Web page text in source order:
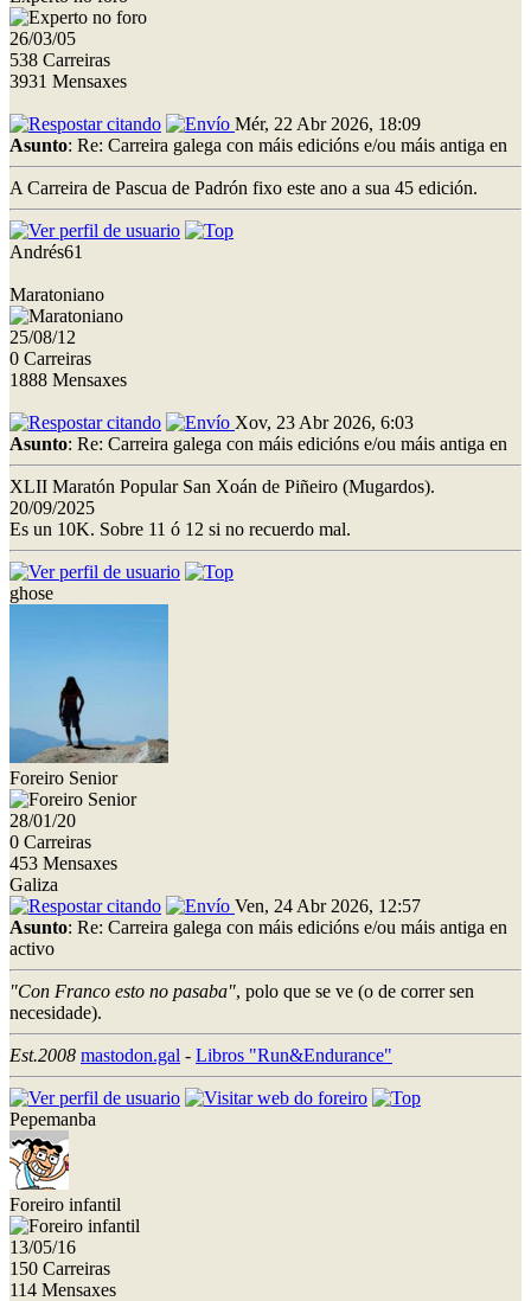
26/03/05
538 Carreiras
3931 Mensaxes
Mér, 22 Abr 2026, 18:09
Asunto: Re: Carreira galega con máis edicións e/ou máis antiga en
A Carreira de Pascua de Padrón fixo este ano a sua 45 edición.
Andrés61
Maratoniano
25/08/12
0 Carreiras
1888 Mensaxes
Xov, 23 Abr 2026, 6:03
Asunto: Re: Carreira galega con máis edicións e/ou máis antiga en
XLII Maratón Popular San Xoán de Piñeiro (Mugardos).
20/09/2025
Es un 10K. Sobre 11 ó 12 si no recuerdo mal.
ghose
Foreiro Senior
28/01/20
0 Carreiras
453 Mensaxes
Galiza
Ven, 24 Abr 2026, 12:57
Asunto: Re: Carreira galega con máis edicións e/ou máis antiga en
activo
"Con Franco esto no pasaba", polo que se ve (o de correr sen
necesidade).
Est.2008 mastodon.gal - Libros "Run&Endurance"
Pepemanba
Foreiro infantil
13/05/16
150 Carreiras
114 Mensaxes